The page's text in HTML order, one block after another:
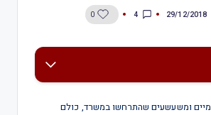
29/12/2018
4
0
ומשעשעים שהתרחשו במשרד, כולם